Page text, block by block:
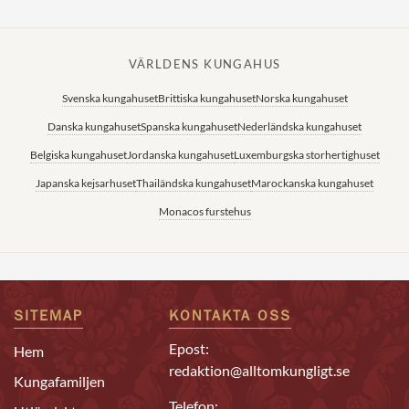
VÄRLDENS KUNGAHUS
Svenska kungahusetBrittiska kungahusetNorska kungahuset
Danska kungahusetSpanska kungahusetNederländska kungahuset
Belgiska kungahusetJordanska kungahusetLuxemburgska storhertighuset
Japanska kejsarhusetThailändska kungahusetMarockanska kungahuset
Monacos furstehus
SITEMAP
Hem
Kungafamiljen
KONTAKTA OSS
Epost:
redaktion@alltomkungligt.se